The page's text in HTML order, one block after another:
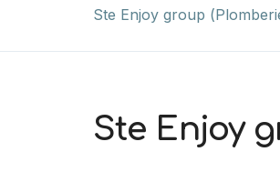
Ste Enjoy group
Ste Enjoy